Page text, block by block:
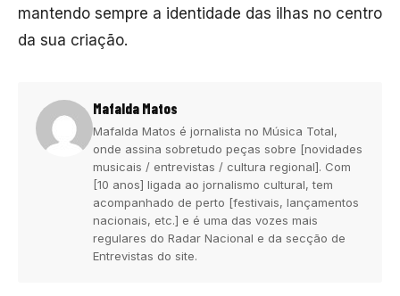
mantendo sempre a identidade das ilhas no centro
da sua criação.
Mafalda Matos
Mafalda Matos é jornalista no Música Total,
onde assina sobretudo peças sobre [novidades
musicais / entrevistas / cultura regional]. Com
[10 anos] ligada ao jornalismo cultural, tem
acompanhado de perto [festivais, lançamentos
nacionais, etc.] e é uma das vozes mais
regulares do Radar Nacional e da secção de
Entrevistas do site.